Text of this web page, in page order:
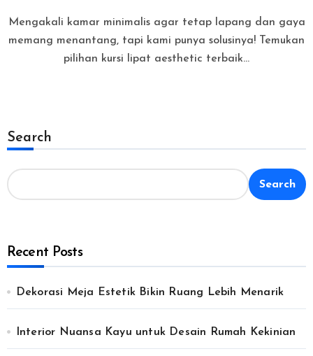
Mengakali kamar minimalis agar tetap lapang dan gaya
memang menantang, tapi kami punya solusinya! Temukan
pilihan kursi lipat aesthetic terbaik…
Search
Search
Recent Posts
Dekorasi Meja Estetik Bikin Ruang Lebih Menarik
Interior Nuansa Kayu untuk Desain Rumah Kekinian